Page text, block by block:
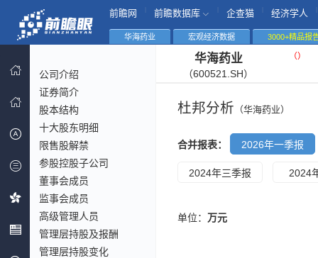
前瞻网 前瞻数据库 企查猫 经济学人
华海药业 宏观经济数据 3000+精品报
公司介绍
证券简介
股本结构
十大股东明细
限售股解禁
参股控股子公司
董事会成员
监事会成员
高级管理人员
管理层持股及报酬
管理层持股变化
华海药业
（600521.SH）
（）
杜邦分析 （华海药业）
合并报表： 2026年一季报
2024年三季报 2024
单位： 万元